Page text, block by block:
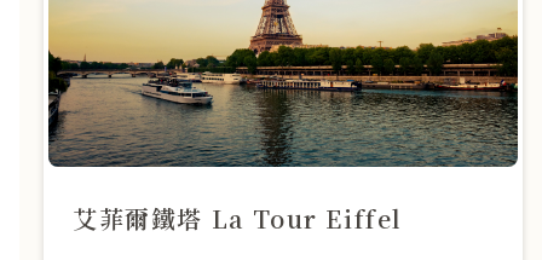
艾菲爾鐵塔 La Tour Eiffel